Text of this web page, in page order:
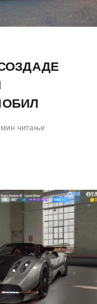
мин читање